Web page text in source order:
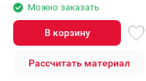
Можно заказать
В корзину
Рассчитать материал